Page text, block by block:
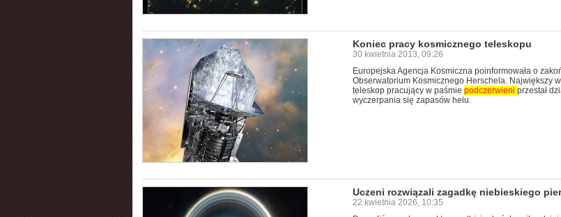
Koniec pracy kosmicznego teleskopu
30 kwietnia 2013, 09:26
Europejska Agencja Kosmiczna poinformowała o
Obserwatorium Kosmicznego Herschela. Największy
teleskop pracujący w paśmie podczerwieni przestał
wyczerpania się zapasów helu.
Uczeni rozwiązali zagadkę niebieskiego
22 kwietnia 2026, 10:35